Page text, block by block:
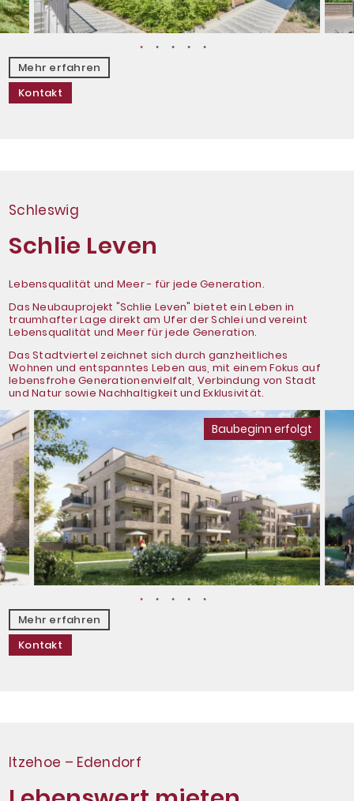
Mehr erfahren
Kontakt
Schleswig
Schlie Leven
Lebensqualität und Meer - für jede Generation.
Das Neubauprojekt "Schlie Leven" bietet ein Leben in
traumhafter Lage direkt am Ufer der Schlei und vereint
Lebensqualität und Meer für jede Generation.
Das Stadtviertel zeichnet sich durch ganzheitliches
Wohnen und entspanntes Leben aus, mit einem Fokus auf
lebensfrohe Generationenvielfalt, Verbindung von Stadt
und Natur sowie Nachhaltigkeit und Exklusivität.
Baubeginn erfolgt
Mehr erfahren
Kontakt
Itzehoe – Edendorf